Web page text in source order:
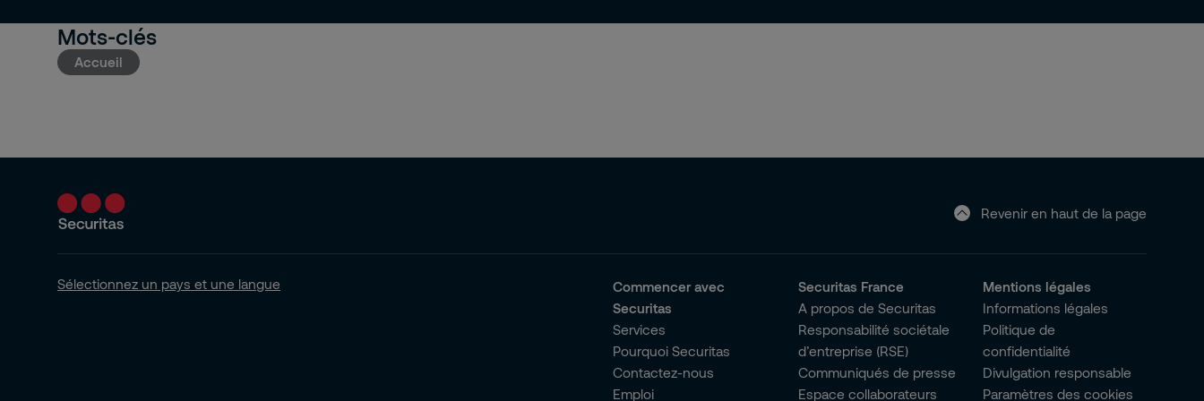
Mots-clés
Accueil
Revenir en haut de la page
Sélectionnez un pays et une langue
Commencer avec
Securitas
Services
Pourquoi Securitas
Contactez-nous
Emploi
Securitas France
A propos de Securitas
Responsabilité sociétale
d’entreprise (RSE)
Communiqués de presse
Espace collaborateurs
Mentions légales
Informations légales
Politique de
confidentialité
Divulgation responsable
Paramètres des cookies